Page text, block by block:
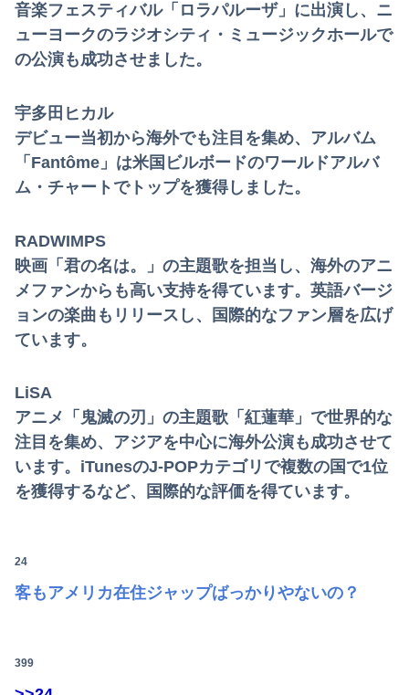
音楽フェスティバル「ロラパルーザ」に出演し、ニ
ューヨークのラジオシティ・ミュージックホールで
の公演も成功させました。
宇多田ヒカル
デビュー当初から海外でも注目を集め、アルバム
「Fantôme」は米国ビルボードのワールドアルバ
ム・チャートでトップを獲得しました。
RADWIMPS
映画「君の名は。」の主題歌を担当し、海外のアニ
メファンからも高い支持を得ています。英語バージ
ョンの楽曲もリリースし、国際的なファン層を広げ
ています。
LiSA
アニメ「鬼滅の刃」の主題歌「紅蓮華」で世界的な
注目を集め、アジアを中心に海外公演も成功させて
います。iTunesのJ-POPカテゴリで複数の国で1位
を獲得するなど、国際的な評価を得ています。
24
客もアメリカ在住ジャップばっかりやないの？
399